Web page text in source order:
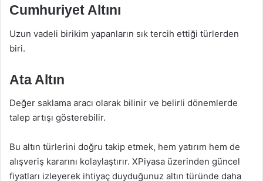
Cumhuriyet Altını
Uzun vadeli birikim yapanların sık tercih ettiği türlerden
biri.
Ata Altın
Değer saklama aracı olarak bilinir ve belirli dönemlerde
talep artışı gösterebilir.
Bu altın türlerini doğru takip etmek, hem yatırım hem de
alışveriş kararını kolaylaştırır. XPiyasa üzerinden güncel
fiyatları izleyerek ihtiyaç duyduğunuz altın türünde daha